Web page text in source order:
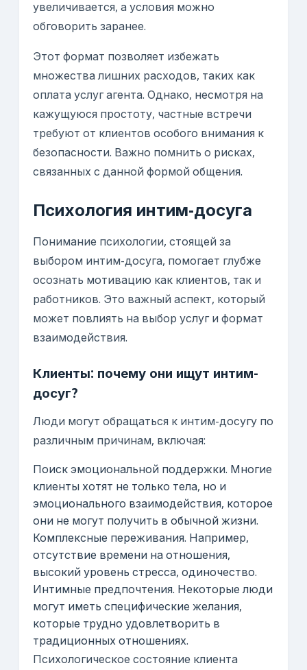
увеличивается, а условия можно
обговорить заранее.
Этот формат позволяет избежать
множества лишних расходов, таких как
оплата услуг агента. Однако, несмотря на
кажущуюся простоту, частные встречи
требуют от клиентов особого внимания к
безопасности. Важно помнить о рисках,
связанных с данной формой общения.
Психология интим-досуга
Понимание психологии, стоящей за
выбором интим-досуга, помогает глубже
осознать мотивацию как клиентов, так и
работников. Это важный аспект, который
может повлиять на выбор услуг и формат
взаимодействия.
Клиенты: почему они ищут интим-
досуг?
Люди могут обращаться к интим-досугу по
различным причинам, включая:
Поиск эмоциональной поддержки. Многие
клиенты хотят не только тела, но и
эмоционального взаимодействия, которое
они не могут получить в обычной жизни.
Комплексные переживания. Например,
отсутствие времени на отношения,
высокий уровень стресса, одиночество.
Интимные предпочтения. Некоторые люди
могут иметь специфические желания,
которые трудно удовлетворить в
традиционных отношениях.
Психологическое состояние клиента